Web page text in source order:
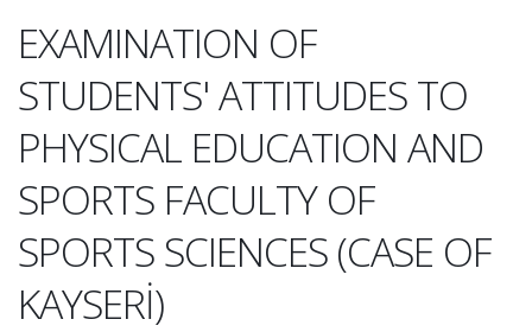
EXAMINATION OF
STUDENTS' ATTITUDES TO
PHYSICAL EDUCATION AND
SPORTS FACULTY OF
SPORTS SCIENCES (CASE OF
KAYSERİ)